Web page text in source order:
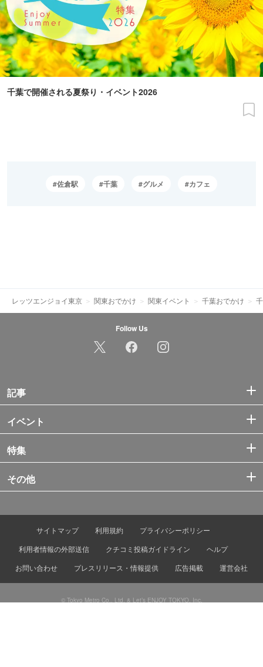
千葉で開催される夏祭り・イベント2026
佐倉駅 千葉 グルメ カフェ
レッツエンジョイ東京 関東おでかけ 関東イベント 千葉おでかけ
Follow Us
記事
イベント
特集
その他
サイトマップ 利用規約
プライバシーポリシー
利用者情報の外部送信
クチコミ投稿ガイドライン
ヘルプ
お問い合わせ
プレスリリース・情報提供 広告掲載 運営会社
© Tokyo Metro Co., Ltd. & Let’s ENJOY TOKYO, Inc.